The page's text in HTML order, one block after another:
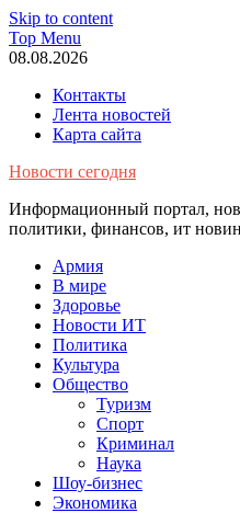
Skip to content
Top Menu
08.08.2026
Контакты
Лента новостей
Карта сайта
Новости сегодня
Информационный портал,
политики, финансов, ит
Армия
В мире
Здоровье
Новости ИТ
Политика
Культура
Общество
Туризм
Спорт
Криминал
Наука
Шоу-бизнес
Экономика